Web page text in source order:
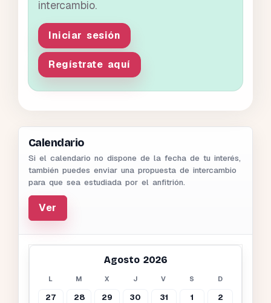
intercambio.
Iniciar sesión
Regístrate aquí
Calendario
Si el calendario no dispone de la fecha de tu interés,
también puedes enviar una propuesta de intercambio
para que sea estudiada por el anfitrión.
Ver
Agosto 2026
L M X J V S D
27 28 29 30 31 1 2